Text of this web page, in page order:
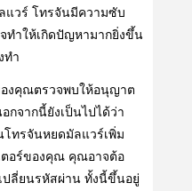
แวร์ โทรจันมีความซับ
ทําให้เกิดปัญหามากยิ่งขึ้น
ทํา
งคุณตรวจพบให้อนุญาต
กจากนี้ยังเป็นไปได้ว่า
โทรจันหยดมัลแวร์เพิ่ม
ตอร์ของคุณ คุณอาจต้อ
ปลี่ยนรหัสผ่าน ทั้งนี้ขึ้นอยู่